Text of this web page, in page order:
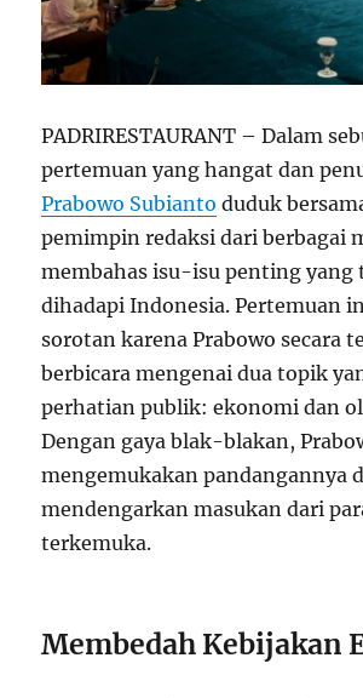
PADRIRESTAURANT – Dalam
pertemuan yang hangat dan
Prabowo Subianto duduk
pemimpin redaksi dari berbagai
membahas isu-isu penting yang
dihadapi Indonesia. Pertemuan
sorotan karena Prabowo secara
berbicara mengenai dua topik
perhatian publik: ekonomi dan
Dengan gaya blak-blakan,
mengemukakan pandangannya
mendengarkan masukan dari
terkemuka.
Membedah Kebijakan